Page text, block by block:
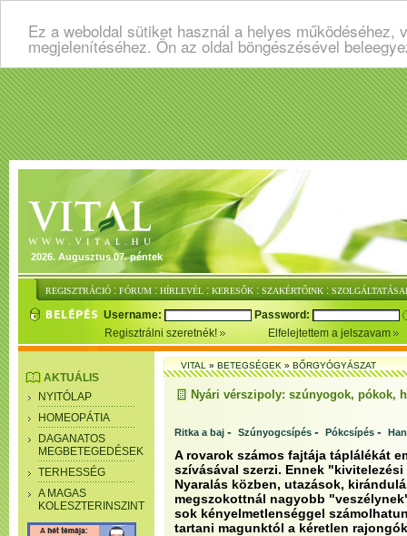
Ez a weboldal sütiket használ a helyes
megjelenítéséhez. Ön az oldal böngészésével
2026. Augusztus 07. péntek
REGISZTRÁCIÓ : FÓRUM : HÍRLEVÉL : KERESŐK : SZAKÉRTŐINK :
Username:
Password:
Regisztrálni szeretnék!
Elfelejtettem a jelszavam
AKTUÁLIS
NYITÓLAP
HOMEOPÁTIA
DAGANATOS
MEGBETEGEDÉSEK
TERHESSÉG
A MAGAS
KOLESZTERINSZINT
VITAL»BETEGSÉGEK»BŐRGYÓGYÁSZAT
Nyári vérszipoly: szúnyogok, pókok,
Ritka a baj - Szúnyogcsípés - Pókcsípés -
A rovarok számos fajtája táplálékát
szívásával szerzi. Ennek
Nyaralás közben, utazások,
megszokottnál nagyobb
sok kényelmetlenséggel
tartani magunktól a kéretlen